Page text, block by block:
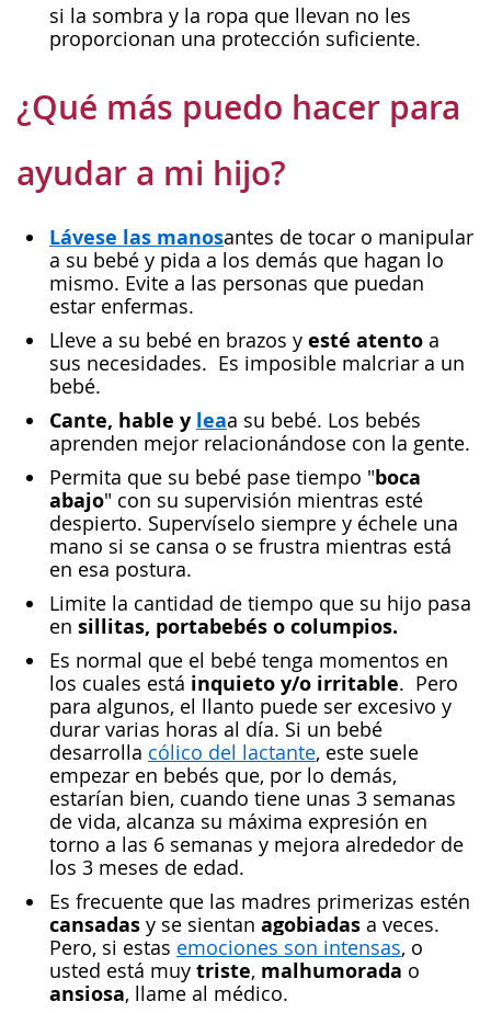
si la sombra y la ropa que llevan no les
proporcionan una protección suficiente.
¿Qué más puedo hacer para
ayudar a mi hijo?
Lávese las manosantes de tocar o manipular
a su bebé y pida a los demás que hagan lo
mismo. Evite a las personas que puedan
estar enfermas.
Lleve a su bebé en brazos y esté atento a
sus necesidades. Es imposible malcriar a un
bebé.
Cante, hable y leaa su bebé. Los bebés
aprenden mejor relacionándose con la gente.
Permita que su bebé pase tiempo "boca
abajo" con su supervisión mientras esté
despierto. Supervíselo siempre y échele una
mano si se cansa o se frustra mientras está
en esa postura.
Limite la cantidad de tiempo que su hijo pasa
en sillitas, portabebés o columpios.
Es normal que el bebé tenga momentos en
los cuales está inquieto y/o irritable. Pero
para algunos, el llanto puede ser excesivo y
durar varias horas al día. Si un bebé
desarrolla cólico del lactante, este suele
empezar en bebés que, por lo demás,
estarían bien, cuando tiene unas 3 semanas
de vida, alcanza su máxima expresión en
torno a las 6 semanas y mejora alrededor de
los 3 meses de edad.
Es frecuente que las madres primerizas estén
cansadas y se sientan agobiadas a veces.
Pero, si estas emociones son intensas, o
usted está muy triste, malhumorada o
ansiosa, llame al médico.